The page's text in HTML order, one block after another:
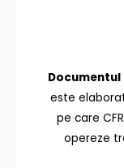
Documentul
este
pe care
opereze